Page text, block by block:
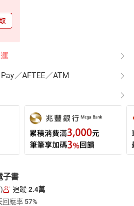
／AFTEE／ATM
子書
追蹤 2.4萬
回應率57%